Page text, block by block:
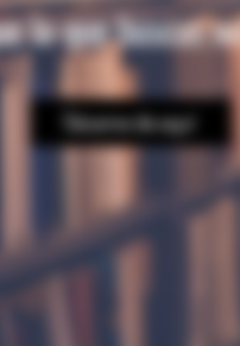
lo que buscas
Sácame de aquí